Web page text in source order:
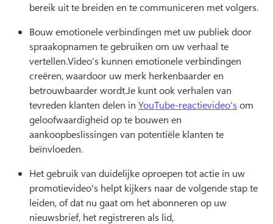
bereik uit te breiden en te communiceren met volgers.
Bouw emotionele verbindingen met uw publiek door
spraakopnamen te gebruiken om uw verhaal te
vertellen.Video's kunnen emotionele verbindingen
creëren, waardoor uw merk herkenbaarder en
betrouwbaarder wordt.Je kunt ook verhalen van
tevreden klanten delen in YouTube-reactievideo's om
geloofwaardigheid op te bouwen en
aankoopbeslissingen van potentiële klanten te
beïnvloeden.
Het gebruik van duidelijke oproepen tot actie in uw
promotievideo's helpt kijkers naar de volgende stap te
leiden, of dat nu gaat om het abonneren op uw
nieuwsbrief, het registreren als lid,